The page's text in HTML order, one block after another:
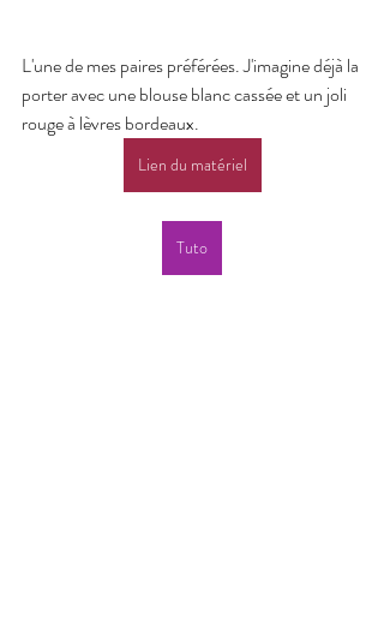
L'une de mes paires préférées. J'imagine déjà la
porter avec une blouse blanc cassée et un joli
rouge à lèvres bordeaux.
Lien du matériel
Tuto